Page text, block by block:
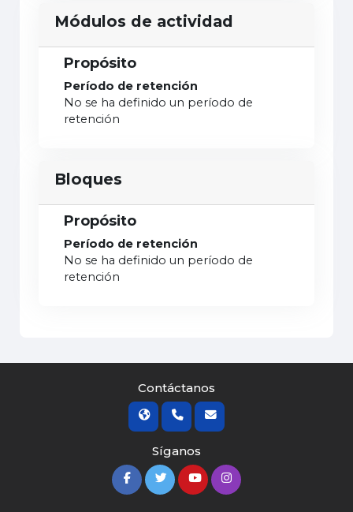
Módulos de actividad
Propósito
Período de retención
No se ha definido un período de
retención
Bloques
Propósito
Período de retención
No se ha definido un período de
retención
Contáctanos
Síganos